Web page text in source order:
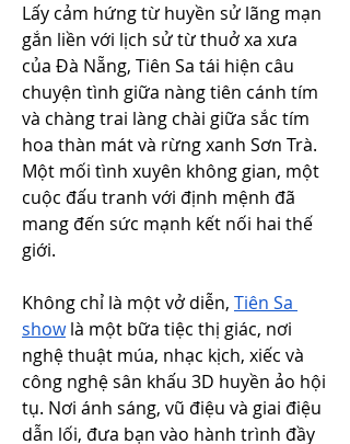
Lấy cảm hứng từ huyền sử lãng mạn
gắn liền với lịch sử từ thuở xa xưa
của Đà Nẵng, Tiên Sa tái hiện câu
chuyện tình giữa nàng tiên cánh tím
và chàng trai làng chài giữa sắc tím
hoa thàn mát và rừng xanh Sơn Trà.
Một mối tình xuyên không gian, một
cuộc đấu tranh với định mệnh đã
mang đến sức mạnh kết nối hai thế
giới.
Không chỉ là một vở diễn, Tiên Sa
show là một bữa tiệc thị giác, nơi
nghệ thuật múa, nhạc kịch, xiếc và
công nghệ sân khấu 3D huyền ảo hội
tụ. Nơi ánh sáng, vũ điệu và giai điệu
dẫn lối, đưa bạn vào hành trình đầy